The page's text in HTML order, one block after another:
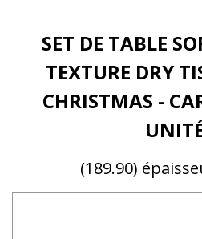
SET DE TABLE
TEXTURE DRY
CHRISTMAS -
(189.90)